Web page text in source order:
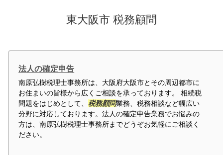
東大阪市 税務顧問
法人の確定申告
南原弘樹税理士事務所は、大阪府大阪市とその周辺都市に
お住まいの皆様から広くご相談を承っております。 相続税
問題をはじめとして、税務顧問業務、税務相談など幅広い
分野に対応しております。法人の確定申告業務でお悩みの
方は、南原弘樹税理士事務所までどうぞお気軽にご相談く
ださい。